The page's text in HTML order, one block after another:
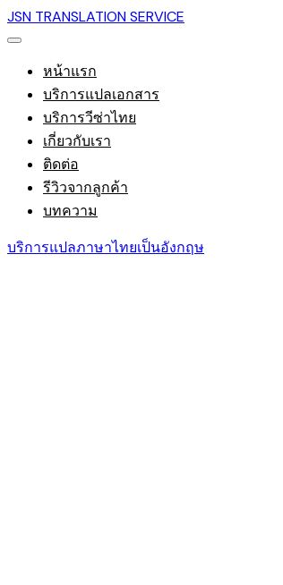
JSN TRANSLATION SERVICE
หน้าแรก
บริการแปลเอกสาร
บริการวีซ่าไทย
เกี่ยวกับเรา
ติดต่อ
รีวิวจากลูกค้า
บทความ
บริการแปลภาษาไทยเป็นอังกฤษ